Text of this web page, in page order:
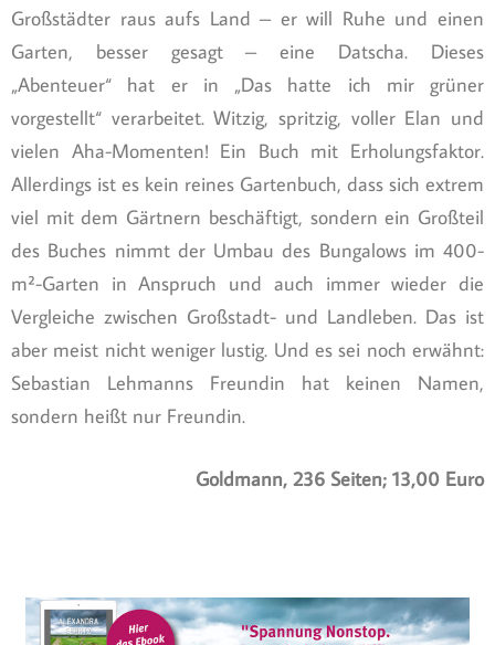
Großstädter raus aufs Land – er will Ruhe und einen
Garten, besser gesagt – eine Datscha. Dieses
„Abenteuer“ hat er in „Das hatte ich mir grüner
vorgestellt“ verarbeitet. Witzig, spritzig, voller Elan und
vielen Aha-Momenten! Ein Buch mit Erholungsfaktor.
Allerdings ist es kein reines Gartenbuch, dass sich extrem
viel mit dem Gärtnern beschäftigt, sondern ein Großteil
des Buches nimmt der Umbau des Bungalows im 400-
m²-Garten in Anspruch und auch immer wieder die
Vergleiche zwischen Großstadt- und Landleben. Das ist
aber meist nicht weniger lustig. Und es sei noch erwähnt:
Sebastian Lehmanns Freundin hat keinen Namen,
sondern heißt nur Freundin.
Goldmann, 236 Seiten; 13,00 Euro